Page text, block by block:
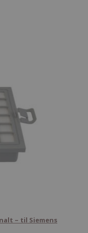
– til Siemens